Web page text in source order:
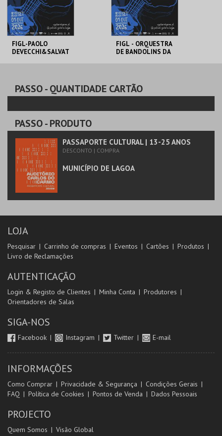
COMPRAR COMPRAR
FIGL-PAOLO
DEVECCHI&SALVAT
ANDALUZIA
JOSÉ
COMPRAR
FIGL - ORQUESTRA
DE BANDOLINS DA
DO CARMO
PASSO- QUANTIDADE CARTÃO
PASSO- PRODUTO
PASSAPORTE CULTURAL | 13-25 ANOS
DESCONTO | COMPRA
MUNICÍPIO DE LAGOA
LOJA
Pesquisar Carrinho de compras Eventos Cartões
Produtos
Livro de Reclamações
AUTENTICAÇÃO
Login & Registo de Clientes Minha Conta
Produtores
Orientadores de Salas
SIGA-NOS
Facebook Instagram Twitter E-mail
INFORMAÇÕES
Como Comprar Privacidade & Segurança
Condições Gerais
FAQ
Política de Cookies Pontos de Venda Dados Pessoais
PROJECTO
Quem Somos Visão Global